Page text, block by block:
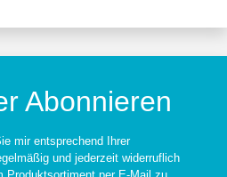
Abonnieren
mir entsprechend Ihrer
und jederzeit widerruflich